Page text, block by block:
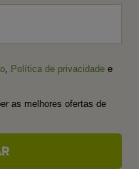
Política de privacidade e
as melhores ofertas de